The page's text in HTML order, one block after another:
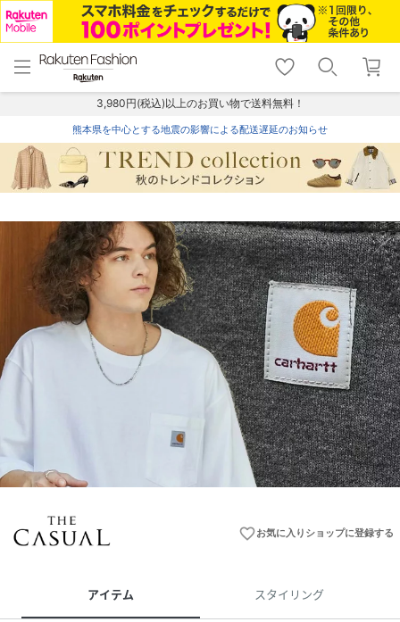
menu home
トップ
shopping_cart lock_outline
ログイン
3,980円(税込)以上のお買い物で送料無料！
熊本県を中心とする地震の影響による配送遅延のお知らせ
favorite_borderお気に入りショップに登録する
アイテム スタイリング